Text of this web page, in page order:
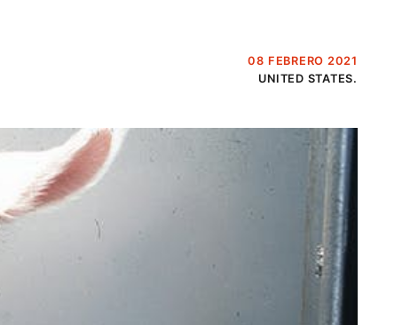
08 FEBRERO 2021
UNITED STATES.